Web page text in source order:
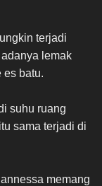
terjadi
lemak
es batu.
suhu ruang
sama terjadi di
memang